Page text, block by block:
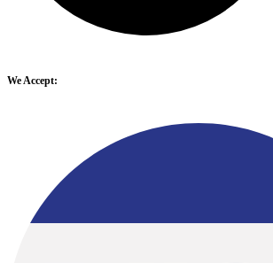
We Accept: